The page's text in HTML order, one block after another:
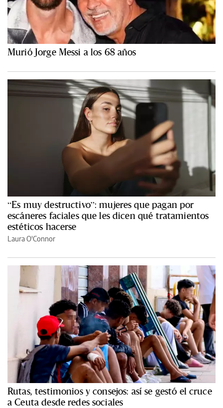
Murió Jorge Messi a los 68 años
“Es muy destructivo”: mujeres que pagan por
escáneres faciales que les dicen qué tratamientos
estéticos hacerse
Laura O'Connor
Rutas, testimonios y consejos: así se gestó el cruce
a Ceuta desde redes sociales